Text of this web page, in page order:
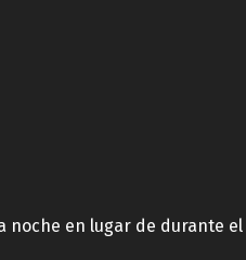
noche en lugar de durante